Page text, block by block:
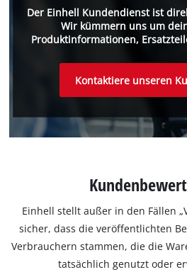
Der Einhell Kundendienst ist
Wir kümmern uns um
Produktinformationen,
Kontaktiere unseren
Einhell stellt außer in den Fällen
sicher, dass die veröffentlichten
Verbrauchern stammen, die die
tatsächlich genutzt oder